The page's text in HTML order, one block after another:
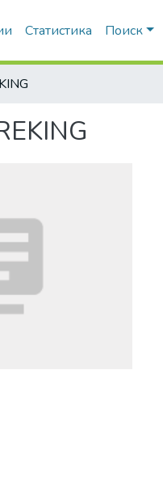
Статистика Поиск